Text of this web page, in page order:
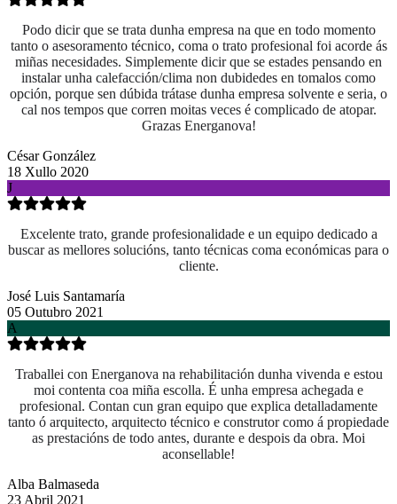
Podo dicir que se trata dunha empresa na que en todo momento
tanto o asesoramento técnico, coma o trato profesional foi acorde ás
miñas necesidades. Simplemente dicir que se estades pensando en
instalar unha calefacción/clima non dubidedes en tomalos como
opción, porque sen dúbida trátase dunha empresa solvente e seria, o
cal nos tempos que corren moitas veces é complicado de atopar.
Grazas Energanova!
César González
18 Xullo 2020
J
Excelente trato, grande profesionalidade e un equipo dedicado a
buscar as mellores solucións, tanto técnicas coma económicas para o
cliente.
José Luis Santamaría
05 Outubro 2021
A
Traballei con Energanova na rehabilitación dunha vivenda e estou
moi contenta coa miña escolla. É unha empresa achegada e
profesional. Contan cun gran equipo que explica detalladamente
tanto ó arquitecto, arquitecto técnico e construtor como á propiedade
as prestacións de todo antes, durante e despois da obra. Moi
aconsellable!
Alba Balmaseda
23 Abril 2021